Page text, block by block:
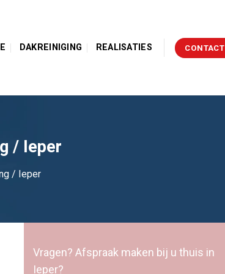
DAKREINIGING REALISATIES CONTACT
/ Ieper
/ Ieper
Vragen? Afspraak maken bij u thuis in
Ieper?